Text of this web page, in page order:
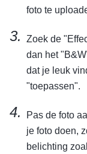
foto te
Zoek de
dan het
dat je leuk
"toepassen".
Pas de foto
je foto doen,
belichting